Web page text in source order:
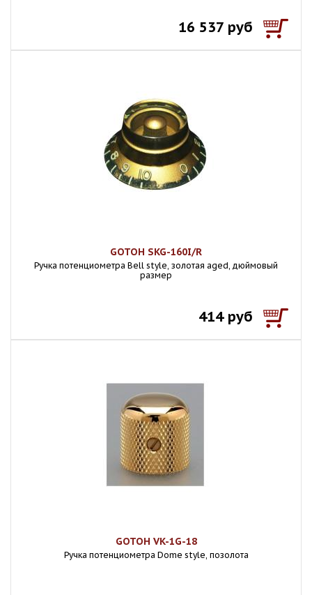
16 537 руб
GOTOH SKG-160I/R
Ручка потенциометра Bell style, золотая aged, дюймовый
размер
414 руб
GOTOH VK-1G-18
Ручка потенциометра Dome style, позолота